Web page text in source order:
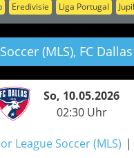
Eredivisie Liga Portugal
(MLS), FC
So, 10.05.2026
02:30 Uhr
League Soccer (MLS)